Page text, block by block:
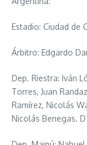
Estadio: Ciudad de
Árbitro: Edgardo
Dep. Riestra: Iván
Torres, Juan
Ramírez, Nicolás
Nicolás Benegas.